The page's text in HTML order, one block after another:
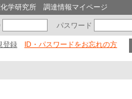
学研究所 調達情報マイページ
パスワード
登録 ID・パスワードをお忘れの方